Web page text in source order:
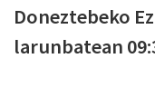
Doneztebeko
larunbatean